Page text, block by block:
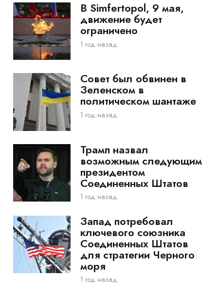
В Simfertopol, 9 мая,
движение будет
ограничено
1 год назад
Совет был обвинен в
Зеленском в
политическом шантаже
1 год назад
Трамп назвал
возможным следующим
президентом
Соединенных Штатов
1 год назад
Запад потребовал
ключевого союзника
Соединенных Штатов
для стратегии Черного
моря
1 год назад